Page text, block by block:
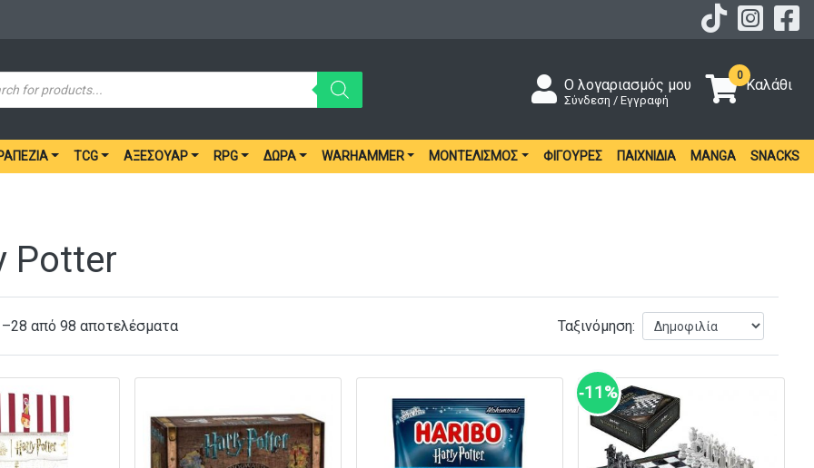
Ο λογαριασμός μου
Σύνδεση / Εγγραφή
0
Καλάθι
TCG ΑΞΕΣΟΥΆΡ RPG ΔΏΡΑ WARHAMMER ΜΟΝΤΕΛΙΣΜΌΣ ΦΙΓΟΎΡΕΣ ΠΑΙΧΝΊΔΙΑ MANGA SNACKS
Potter
από 98 αποτελέσματα Ταξινόμηση:
‑11%